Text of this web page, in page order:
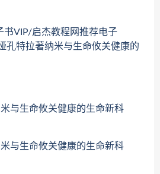
书VIP/启杰教程网推荐电子
孔特拉著纳米与生命攸关健康的
与生命攸关健康的生命新科
与生命攸关健康的生命新科